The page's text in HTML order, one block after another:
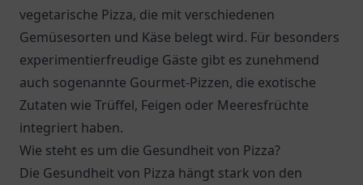
vegetarische Pizza, die mit verschiedenen
Gemüsesorten und Käse belegt wird. Für besonders
experimentierfreudige Gäste gibt es zunehmend
auch sogenannte Gourmet-Pizzen, die exotische
Zutaten wie Trüffel, Feigen oder Meeresfrüchte
integriert haben.
Wie steht es um die Gesundheit von Pizza?
Die Gesundheit von Pizza hängt stark von den